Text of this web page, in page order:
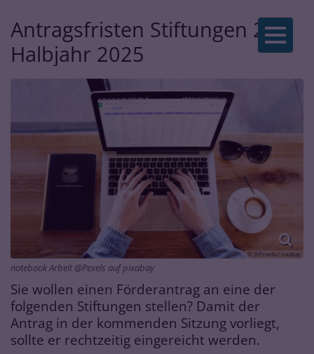
Zum Inhalt springen
Antragsfristen Stiftungen 2tes
Halbjahr 2025
© @Pexels / pixabay
notebook Arbeit @Pexels auf pixabay
Sie wollen einen Förderantrag an eine der
folgenden Stiftungen stellen? Damit der
Antrag in der kommenden Sitzung vorliegt,
sollte er rechtzeitig eingereicht werden.